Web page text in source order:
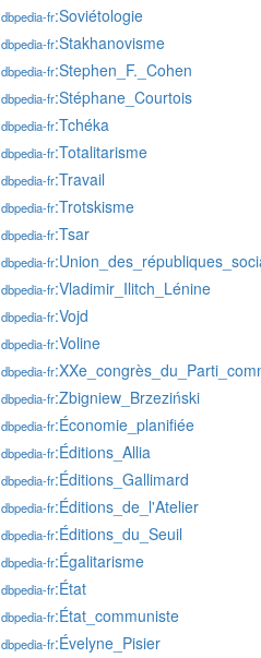
dbpedia-fr:Soviétologie
dbpedia-fr:Stakhanovisme
dbpedia-fr:Stephen_F._Cohen
dbpedia-fr:Stéphane_Courtois
dbpedia-fr:Tchéka
dbpedia-fr:Totalitarisme
dbpedia-fr:Travail
dbpedia-fr:Trotskisme
dbpedia-fr:Tsar
dbpedia-fr
dbpedia-fr:Vladimir_Ilitch_Lénine
dbpedia-fr:Vojd
dbpedia-fr:Voline
dbpedia-fr
dbpedia-fr:Zbigniew_Brzeziński
dbpedia-fr:Économie_planifiée
dbpedia-fr:Éditions_Allia
dbpedia-fr:Éditions_Gallimard
dbpedia-fr:Éditions_de_l'Atelier
dbpedia-fr:Éditions_du_Seuil
dbpedia-fr:Égalitarisme
dbpedia-fr:État
dbpedia-fr:État_communiste
dbpedia-fr:Évelyne_Pisier